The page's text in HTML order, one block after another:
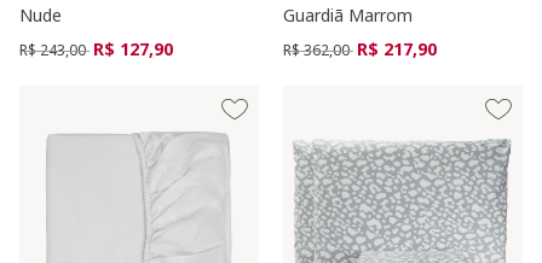
Nude
Preço reduzido de
R$ 243,00 para
R$ 127,90
Guardiã Marrom
Preço reduzido de
R$ 362,00 para
R$ 217,90